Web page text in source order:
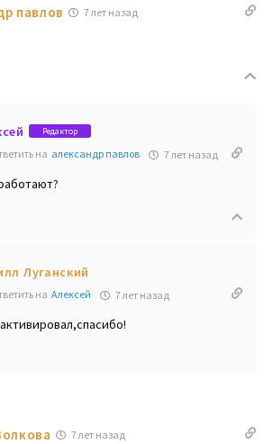
павлов 7 лет назад
Редактор
на александр павлов 7 лет назад
Луганский
на Алексей 7 лет назад
7 лет назад